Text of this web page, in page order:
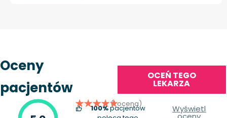
Oceny
pacjentów
OCEŃ TEGO
LEKARZA
(1 ocena)
100%pacjentów
Wyświetl